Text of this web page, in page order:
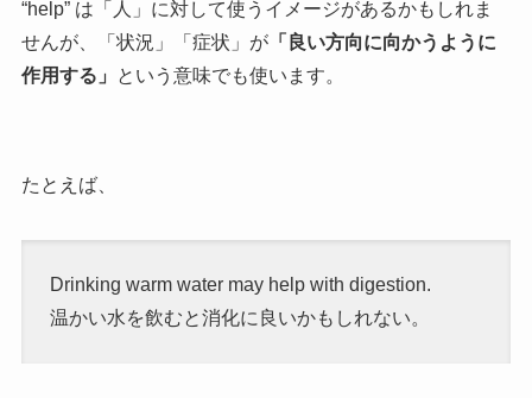
“help” は「人」に対して使うイメージがあるかもしれま
せんが、「状況」「症状」が「良い方向に向かうように
作用する」
という意味でも使います。
たとえば、
Drinking warm water may help with digestion.
温かい水を飲むと消化に良いかもしれない。